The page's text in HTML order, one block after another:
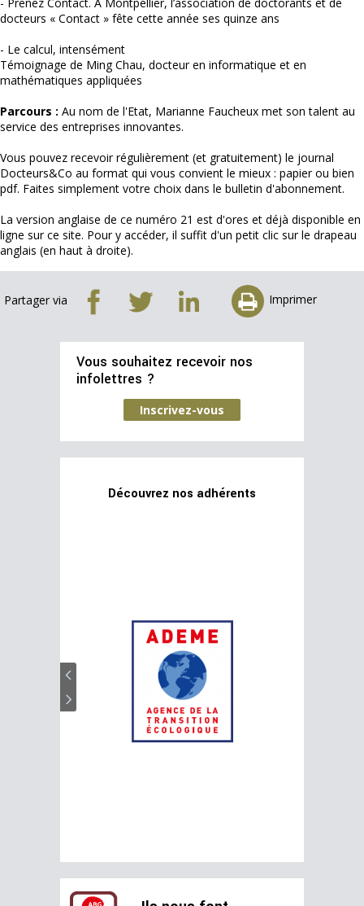
docteurs « Contact » fête cette année ses quinze ans
- Le calcul, intensément
Témoignage de Ming Chau, docteur en informatique et en
mathématiques appliquées
Parcours : Au nom de l'Etat, Marianne Faucheux met son talent au
service des entreprises innovantes.
Vous pouvez recevoir régulièrement (et gratuitement) le journal
Docteurs&Co au format qui vous convient le mieux : papier ou bien
pdf. Faites simplement votre choix dans le bulletin d'abonnement.
La version anglaise de ce numéro 21 est d'ores et déjà disponible en
ligne sur ce site. Pour y accéder, il suffit d'un petit clic sur le drapeau
anglais (en haut à droite).
Partager via Imprimer
Vous souhaitez recevoir nos
infolettres ?
Inscrivez-vous
Découvrez nos adhérents